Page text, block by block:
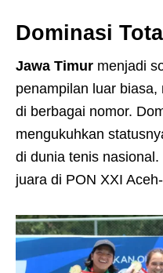
Dominasi
Jawa Timur menjadi
penampilan luar biasa,
di berbagai nomor.
mengukuhkan
di dunia tenis
juara di PON XXI